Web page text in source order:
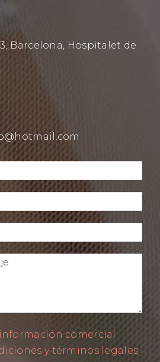
Barcelona, Hospitalet de
comercial
y términos legales